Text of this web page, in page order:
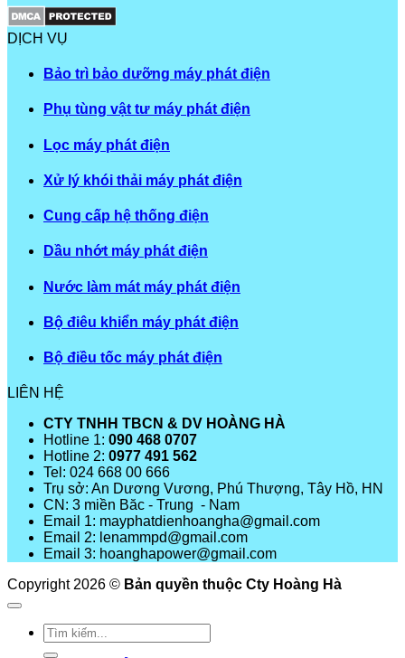
DỊCH VỤ
Bảo trì bảo dưỡng máy phát điện
Phụ tùng vật tư máy phát điện
Lọc máy phát điện
Xử lý khói thải máy phát điện
Cung cấp hệ thống điện
Dầu nhớt máy phát điện
Nước làm mát máy phát điện
Bộ điêu khiển máy phát điện
Bộ điều tốc máy phát điện
LIÊN HỆ
CTY TNHH TBCN & DV HOÀNG HÀ
Hotline 1: 090 468 0707
Hotline 2: 0977 491 562
Tel: 024 668 00 666
Trụ sở: An Dương Vương, Phú Thượng, Tây Hồ, HN
CN: 3 miền Băc - Trung - Nam
Email 1: mayphatdienhoangha@gmail.com
Email 2: lenammpd@gmail.com
Email 3: hoanghapower@gmail.com
Copyright 2026 © Bản quyền thuộc Cty Hoàng Hà
Tìm
kiếm: